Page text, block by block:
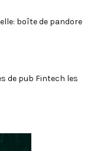
boîte de pandore
de pub Fintech les